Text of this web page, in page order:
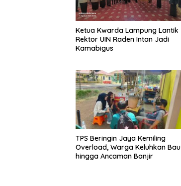
Ketua Kwarda Lampung Lantik
Rektor UIN Raden Intan Jadi
Kamabigus
TPS Beringin Jaya Kemiling
Overload, Warga Keluhkan Bau
hingga Ancaman Banjir